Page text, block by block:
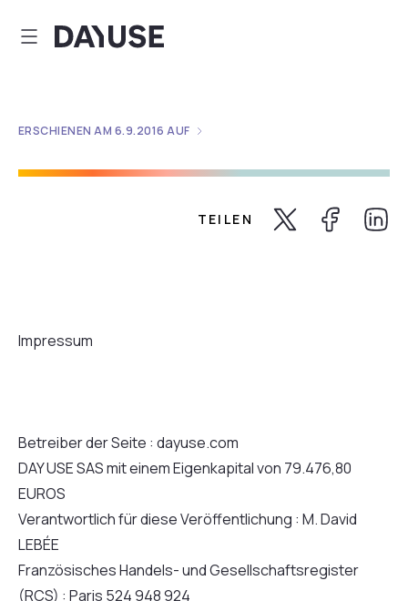
Dayuse
ERSCHIENEN AM 6.9.2016 AUF
TEILEN
Impressum
Betreiber der Seite : dayuse.com
DAY USE SAS mit einem Eigenkapital von 79.476,80
EUROS
Verantwortlich für diese Veröffentlichung : M. David
LEBÉE
Französisches Handels- und Gesellschaftsregister
(RCS) : Paris 524 948 924